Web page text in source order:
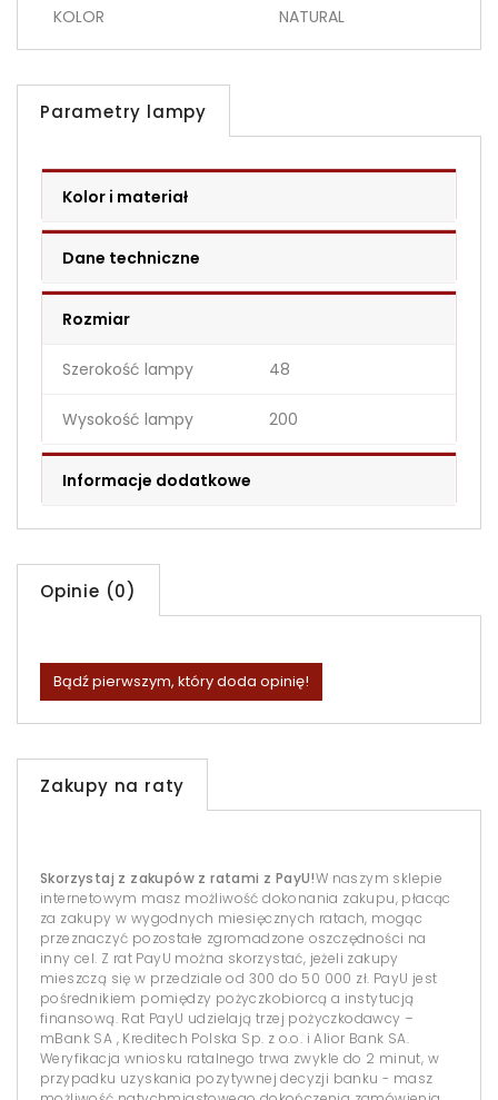
KOLOR NATURAL
Parametry lampy
Kolor i materiał
Dane techniczne
Rozmiar
Szerokość lampy 48
Wysokość lampy 200
Informacje dodatkowe
Opinie (0)
Bądź pierwszym, który doda opinię!
Zakupy na raty
Skorzystaj z zakupów z ratami z PayU!W naszym sklepie
internetowym masz możliwość dokonania zakupu, płacąc
za zakupy w wygodnych miesięcznych ratach, mogąc
przeznaczyć pozostałe zgromadzone oszczędności na
inny cel. Z rat PayU można skorzystać, jeżeli zakupy
mieszczą się w przedziale od 300 do 50 000 zł. PayU jest
pośrednikiem pomiędzy pożyczkobiorcą a instytucją
finansową. Rat PayU udzielają trzej pożyczkodawcy –
mBank SA , Kreditech Polska Sp. z o.o. i Alior Bank SA.
Weryfikacja wniosku ratalnego trwa zwykle do 2 minut, w
przypadku uzyskania pozytywnej decyzji banku - masz